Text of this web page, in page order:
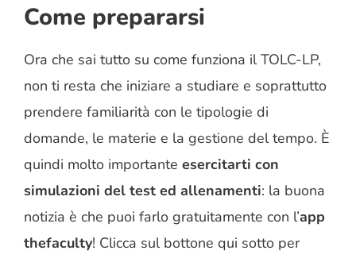
Come prepararsi
Ora che sai tutto su come funziona il TOLC-LP,
non ti resta che iniziare a studiare e soprattutto
prendere familiarità con le tipologie di
domande, le materie e la gestione del tempo. È
quindi molto importante esercitarti con
simulazioni del test ed allenamenti: la buona
notizia è che puoi farlo gratuitamente con l’app
thefaculty! Clicca sul bottone qui sotto per